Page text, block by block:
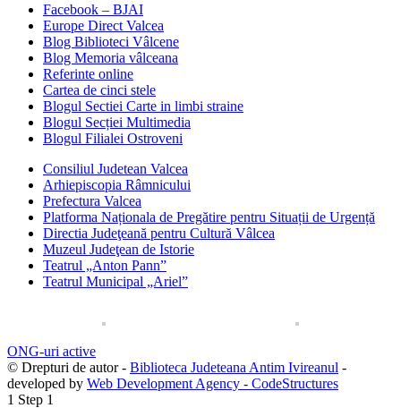
Facebook – BJAI
Europe Direct Valcea
Blog Biblioteci Vâlcene
Blog Memoria vâlceana
Referinte online
Cartea de cinci stele
Blogul Sectiei Carte in limbi straine
Blogul Secției Multimedia
Blogul Filialei Ostroveni
Consiliul Judetean Valcea
Arhiepiscopia Râmnicului
Prefectura Valcea
Platforma Naționala de Pregătire pentru Situații de Urgență
Directia Judeţeană pentru Cultură Vâlcea
Muzeul Judeţean de Istorie
Teatrul „Anton Pann”
Teatrul Municipal „Ariel”
ONG-uri active
© Drepturi de autor - Biblioteca Judeteana Antim Ivireanul -
developed by Web Development Agency - CodeStructures
1 Step 1